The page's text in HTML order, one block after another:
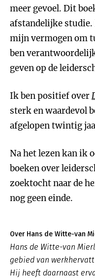
meer gevoel. Dit
afstandelijke studie.
mijn vermogen om
ben
geven op de
Ik ben positief over
sterk en waardevol
afgelopen twintig
Na het lezen kan ik
boeken over
zoektocht naar de
nog geen einde.
Over Hans de Witte-van
Hans de Witte-van
gebied van
Hij heeft daarnaast